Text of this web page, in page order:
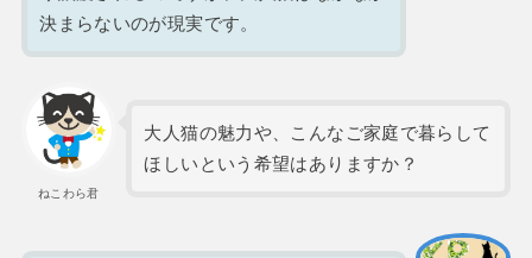
決まらないのが現実です。
ねこわら君
大人猫の魅力や、こんなご家庭で暮らして
ほしいという希望はありますか？